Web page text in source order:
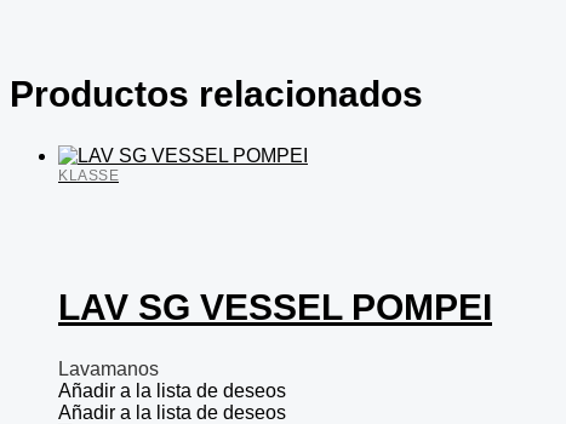
Productos relacionados
KLASSE
LAV SG VESSEL POMPEI
Lavamanos
Añadir a la lista de deseos
Añadir a la lista de deseos